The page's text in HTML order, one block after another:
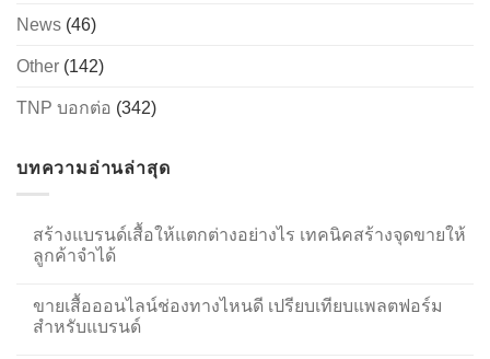
News (46)
Other (142)
TNP บอกต่อ (342)
บทความอ่านล่าสุด
สร้างแบรนด์เสื้อให้แตกต่างอย่างไร เทคนิคสร้างจุดขายให้
ลูกค้าจำได้
ขายเสื้อออนไลน์ช่องทางไหนดี เปรียบเทียบแพลตฟอร์ม
สำหรับแบรนด์